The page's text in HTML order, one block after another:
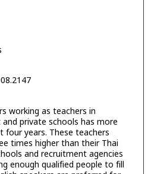
working as teachers in
private schools has more
years. These teachers
times higher than their Thai
and recruitment agencies
enough qualified people to fill